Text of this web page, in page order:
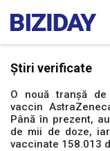
Știri verificate
O nouă tranșă
vaccin
Până în prezent,
de mii de doze,
vaccinate 158.013